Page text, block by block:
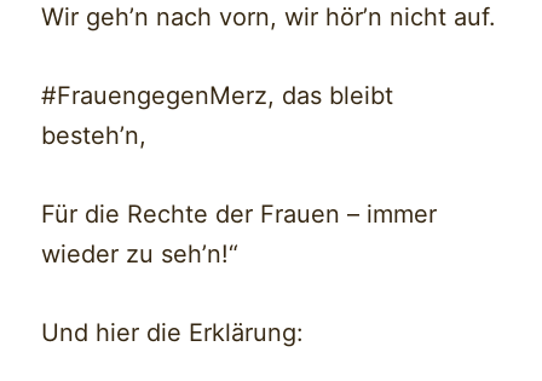
Wir geh’n nach vorn, wir hör’n nicht auf.
#FrauengegenMerz, das bleibt
besteh’n,
Für die Rechte der Frauen – immer
wieder zu seh’n!“
Und hier die Erklärung: